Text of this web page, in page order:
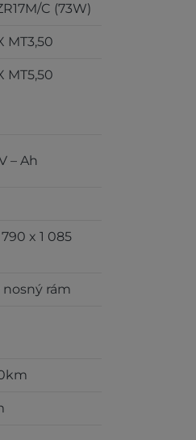
C (73W)
MT3,50
MT5,50
– Ah
x 1 085
rám